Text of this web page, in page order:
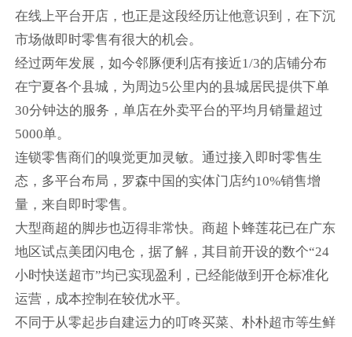
在线上平台开店，也正是这段经历让他意识到，在下沉
市场做即时零售有很大的机会。
经过两年发展，如今邻豚便利店有接近1/3的店铺分布
在宁夏各个县城，为周边5公里内的县城居民提供下单
30分钟达的服务，单店在外卖平台的平均月销量超过
5000单。
连锁零售商们的嗅觉更加灵敏。通过接入即时零售生
态，多平台布局，罗森中国的实体门店约10%销售增
量，来自即时零售。
大型商超的脚步也迈得非常快。商超卜蜂莲花已在广东
地区试点美团闪电仓，据了解，其目前开设的数个“24
小时快送超市”均已实现盈利，已经能做到开仓标准化
运营，成本控制在较优水平。
不同于从零起步自建运力的叮咚买菜、朴朴超市等生鲜